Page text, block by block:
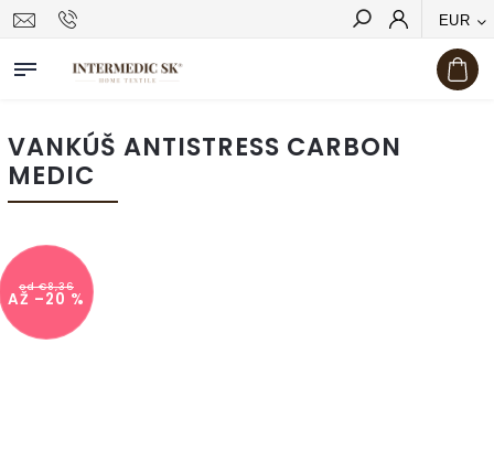
EUR
Hľadať
VANKÚŠ ANTISTRESS CARBON
MEDIC
od €8,36
AŽ –20 %